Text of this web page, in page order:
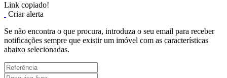
Link copiado!
Criar alerta
Se não encontra o que procura, introduza o seu email para receber
notificações sempre que existir um imóvel com as características
abaixo selecionadas.